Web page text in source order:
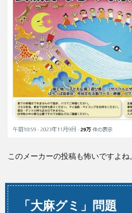
このメーカーの投稿も怖いですよね。
「大麻グミ」問題